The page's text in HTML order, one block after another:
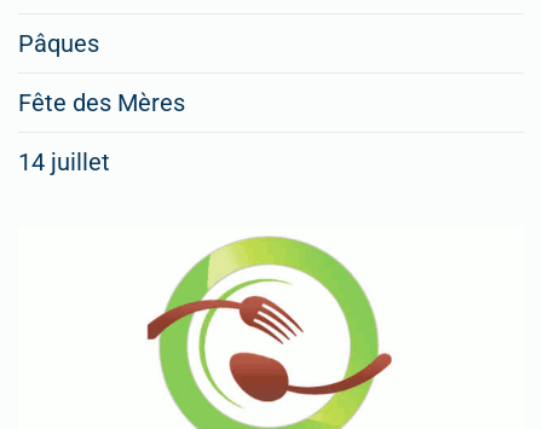
Pâques
Fête des Mères
14 juillet